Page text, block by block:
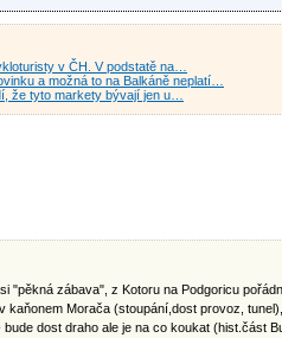
v ČH. V podstatě na…
a možná to na Balkáně neplatí…
že tyto markety bývají jen u…
"pěkná zábava", z Kotoru na Podgoricu
kaňonem Morača (stoupání,dost provoz,
dost draho ale je na co koukat (hist.část